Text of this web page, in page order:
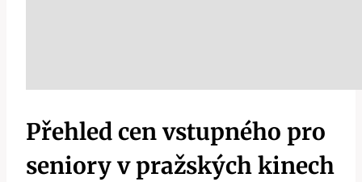
Přehled cen vstupného pro
seniory v pražských kinech